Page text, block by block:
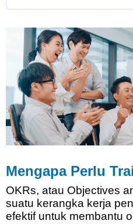
Mengapa Perlu
OKRs, atau Objectives
suatu kerangka kerja
efektif untuk membantu